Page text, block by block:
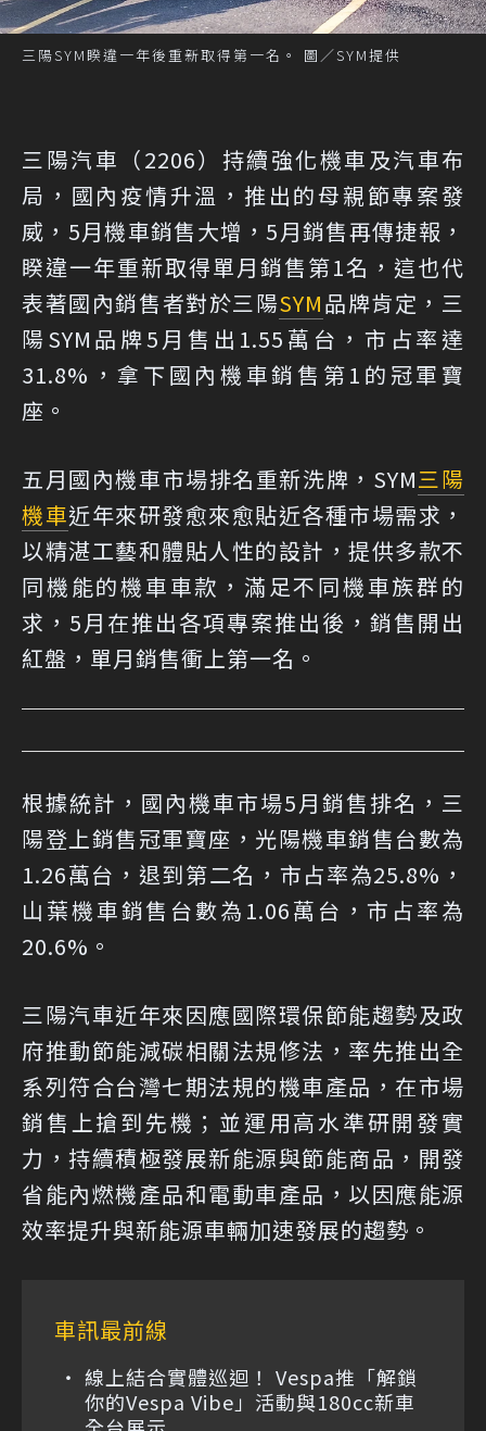
三陽SYM睽違一年後重新取得第一名。 圖／SYM提供
三陽汽車（2206）持續強化機車及汽車布
局，國內疫情升溫，推出的母親節專案發
威，5月機車銷售大增，5月銷售再傳捷報，
睽違一年重新取得單月銷售第1名，這也代
表著國內銷售者對於三陽SYM品牌肯定，三
陽SYM品牌5月售出1.55萬台，市占率達
31.8%，拿下國內機車銷售第1的冠軍寶
座。
五月國內機車市場排名重新洗牌，SYM三陽
機車近年來研發愈來愈貼近各種市場需求，
以精湛工藝和體貼人性的設計，提供多款不
同機能的機車車款，滿足不同機車族群的
求，5月在推出各項專案推出後，銷售開出
紅盤，單月銷售衝上第一名。
根據統計，國內機車市場5月銷售排名，三
陽登上銷售冠軍寶座，光陽機車銷售台數為
1.26萬台，退到第二名，市占率為25.8%，
山葉機車銷售台數為1.06萬台，市占率為
20.6%。
三陽汽車近年來因應國際環保節能趨勢及政
府推動節能減碳相關法規修法，率先推出全
系列符合台灣七期法規的機車產品，在市場
銷售上搶到先機；並運用高水準研開發實
力，持續積極發展新能源與節能商品，開發
省能內燃機產品和電動車產品，以因應能源
效率提升與新能源車輛加速發展的趨勢。
車訊最前線
線上結合實體巡迴！ Vespa推「解鎖
你的Vespa Vibe」活動與180cc新車